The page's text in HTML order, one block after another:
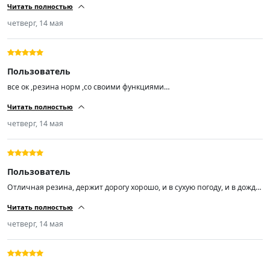
сказал резина шикарная! поставил на Лифан смайл ! я доволен!
продавцу респект!)))!!!!!!!
Читать полностью
четверг, 14 мая
Пользователь
все ок ,резина норм ,со своими функциями
за эту цену огонь 🔥🔥🔥
Читать полностью
четверг, 14 мая
Пользователь
Отличная резина, держит дорогу хорошо, и в сухую погоду, и в дождь,
Читать полностью
четверг, 14 мая